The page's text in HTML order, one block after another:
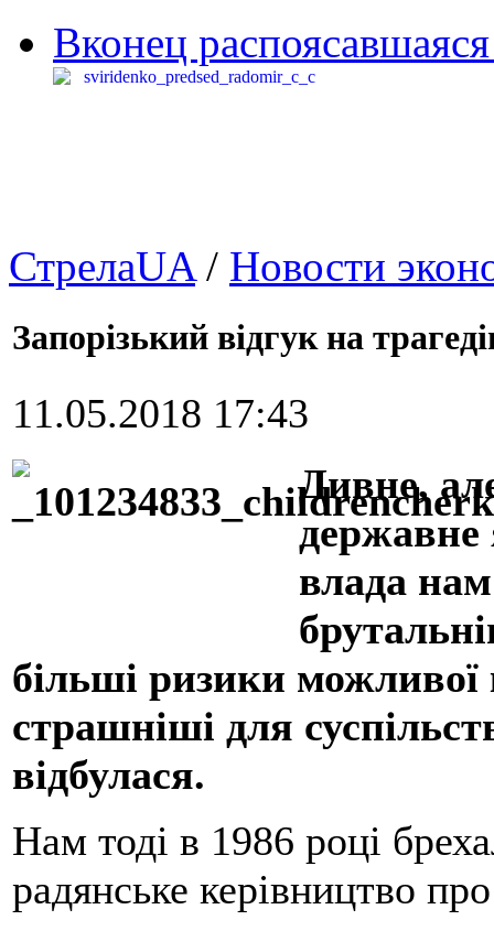
Вконец
СтрелаUA/ Новости
Запорізький відгук на
11.05.2018 17:43
Дивне,
державне
влада
більші ризики
страшніші для
відбулася.
Нам тоді в 1986 році
радянське керівництво